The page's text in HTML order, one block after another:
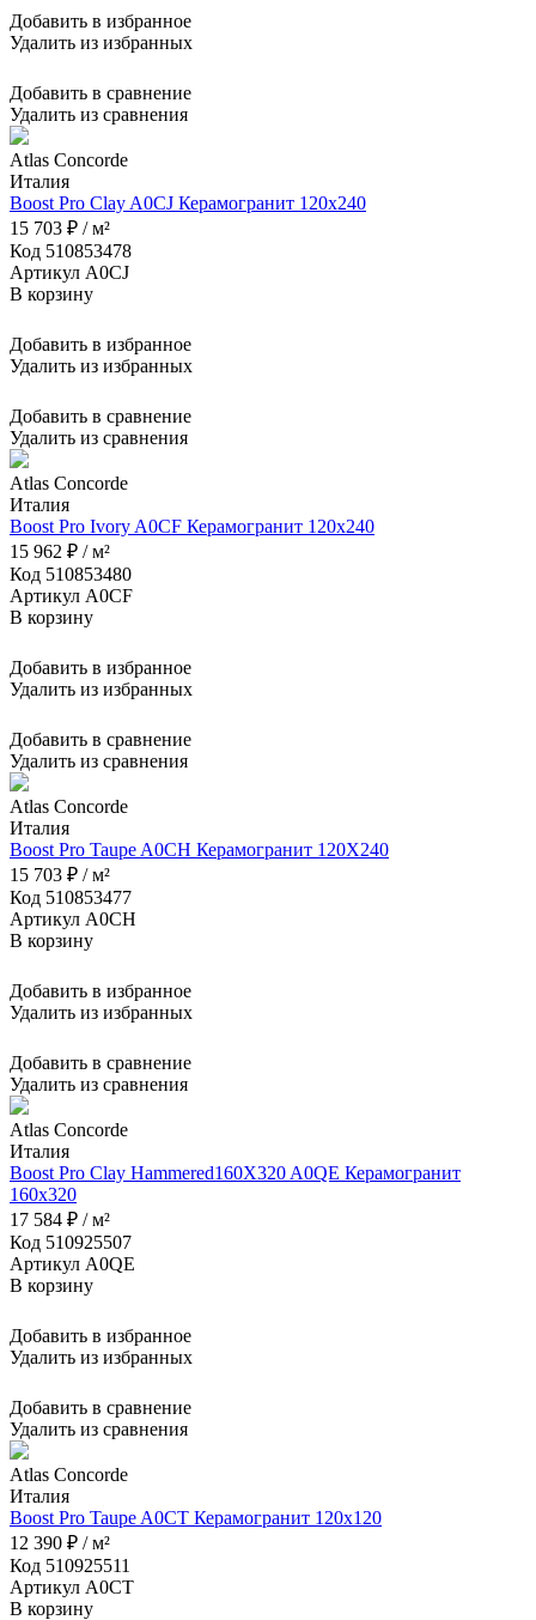
Добавить в избранное
Удалить из избранных
Добавить в сравнение
Удалить из сравнения
Atlas Concorde
Италия
Boost Pro Clay A0CJ Керамогранит 120x240
15 703 ₽ / м²
Код 510853478
Артикул A0CJ
В корзину
Добавить в избранное
Удалить из избранных
Добавить в сравнение
Удалить из сравнения
Atlas Concorde
Италия
Boost Pro Ivory A0CF Керамогранит 120x240
15 962 ₽ / м²
Код 510853480
Артикул A0CF
В корзину
Добавить в избранное
Удалить из избранных
Добавить в сравнение
Удалить из сравнения
Atlas Concorde
Италия
Boost Pro Taupe A0CH Керамогранит 120X240
15 703 ₽ / м²
Код 510853477
Артикул A0CH
В корзину
Добавить в избранное
Удалить из избранных
Добавить в сравнение
Удалить из сравнения
Atlas Concorde
Италия
Boost Pro Clay Hammered160X320 A0QE Керамогранит
160x320
17 584 ₽ / м²
Код 510925507
Артикул A0QE
В корзину
Добавить в избранное
Удалить из избранных
Добавить в сравнение
Удалить из сравнения
Atlas Concorde
Италия
Boost Pro Taupe A0CT Керамогранит 120x120
12 390 ₽ / м²
Код 510925511
Артикул A0CT
В корзину